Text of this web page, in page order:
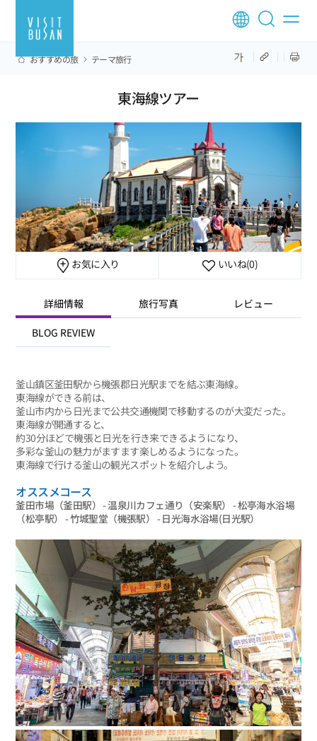
おすすめの旅 テーマ旅行
東海線ツアー
お気に入り いいね(0)
詳細情報 旅行写真 レビュー
BLOG REVIEW
釜山鎮区釜田駅から機張郡日光駅までを結ぶ東海線。
東海線ができる前は、
釜山市内から日光まで公共交通機関で移動するのが大変だった。
東海線が開通すると、
約30分ほどで機張と日光を行き来できるようになり、
多彩な釜山の魅力がますます楽しめるようになった。
東海線で行ける釜山の観光スポットを紹介しよう。
オススメコース
釜田市場（釜田駅） - 温泉川カフェ通り（安楽駅） - 松亭海水浴場
（松亭駅） - 竹城聖堂（機張駅） - 日光海水浴場(日光駅）